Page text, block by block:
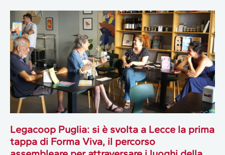
Legacoop Puglia: si è svolta a Lecce la prima
tappa di Forma Viva, il percorso